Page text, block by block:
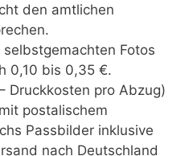
den amtlichen
selbstgemachten Fotos
0,10 bis 0,35 €.
Druckkosten pro Abzug)
postalischem
Passbilder inklusive
nach Deutschland